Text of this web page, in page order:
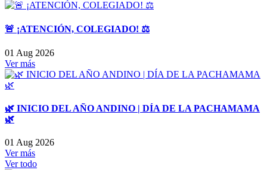
🚨 ¡ATENCIÓN, COLEGIADO! ⚖️
01 Aug 2026
Ver más
🌿 INICIO DEL AÑO ANDINO | DÍA DE LA PACHAMAMA
🌿
01 Aug 2026
Ver más
Ver todo